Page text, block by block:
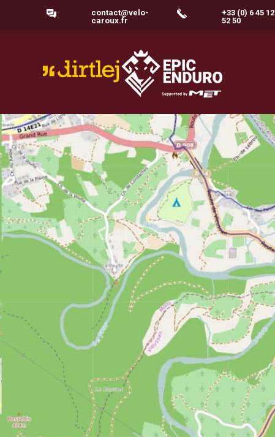
contact@velo-
caroux.fr
+33 (0) 6 45 12
52 50